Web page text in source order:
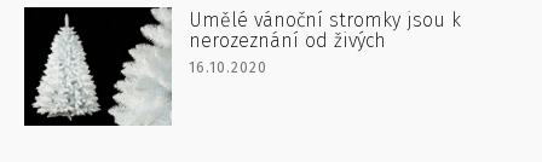
Umělé vánoční stromky jsou k
nerozeznání od živých
16.10.2020